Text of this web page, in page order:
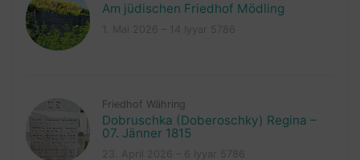
Am jüdischen Friedhof Mödling
Friedhof Währing
Dobruschka (Doberoschky) Regina –
07. Jänner 1815